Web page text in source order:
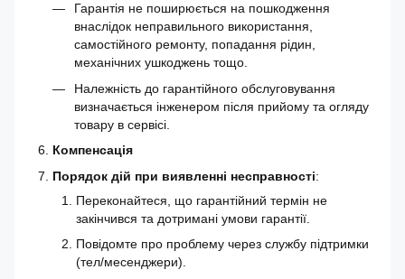
Гарантія не поширюється на пошкодження
внаслідок неправильного використання,
самостійного ремонту, попадання рідин,
механічних ушкоджень тощо.
Належність до гарантійного обслуговування
визначається інженером після прийому та огляду
товару в сервісі.
Компенсація
Порядок дій при виявленні несправності:
Переконайтеся, що гарантійний термін не
закінчився та дотримані умови гарантії.
Повідомте про проблему через службу підтримки
(тел/месенджери).